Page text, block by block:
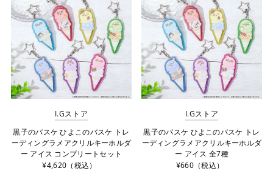
I.Gストア
黒子のバスケ ひよこのバスケ トレ
ーディングラメアクリルキーホルダ
ー アイス コンプリートセット
¥4,620（税込）
I.Gストア
黒子のバスケ ひよこのバスケ トレ
ーディングラメアクリルキーホルダ
ー アイス 全7種
¥660（税込）